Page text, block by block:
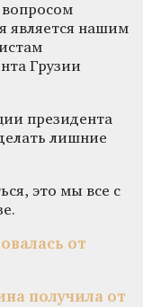
является нашим
Грузии
президента
лишние
это мы все с
от
получила от